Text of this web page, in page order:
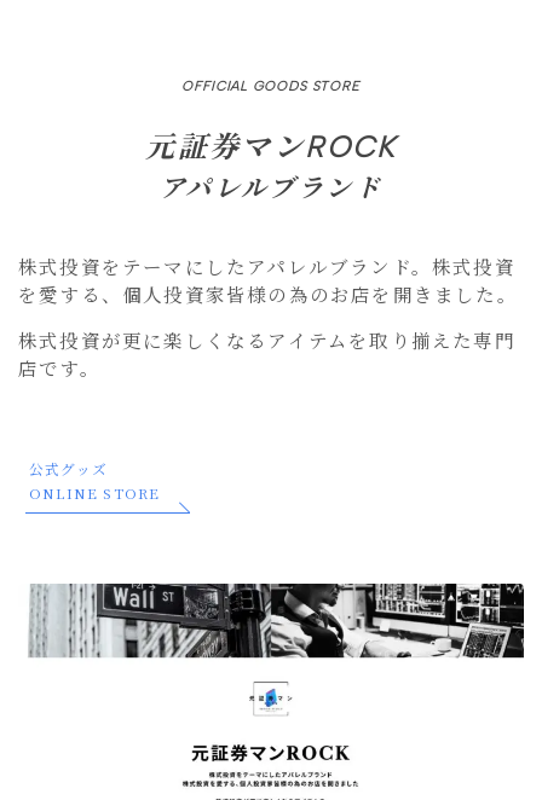
OFFICIAL GOODS STORE
元証券マンROCK
アパレルブランド
株式投資をテーマにしたアパレルブランド。株式投資
を愛する、個人投資家皆様の為のお店を開きました。
株式投資が更に楽しくなるアイテムを取り揃えた専門
店です。
公式グッズ
ONLINE STORE